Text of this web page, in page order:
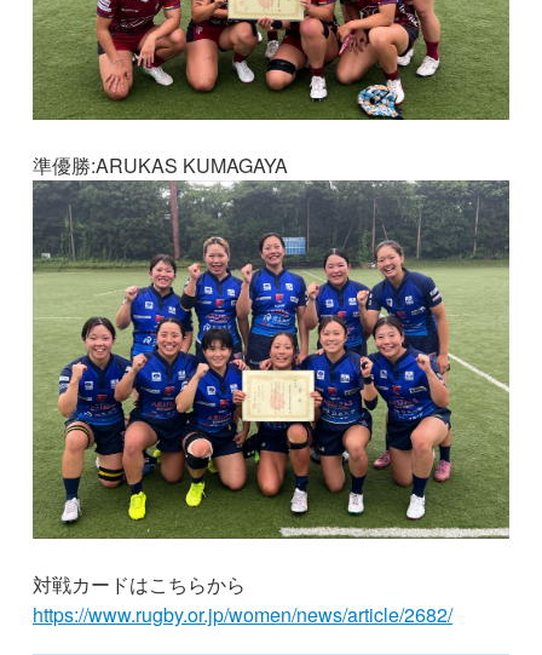
準優勝:ARUKAS KUMAGAYA
対戦カードはこちらから
https://www.rugby.or.jp/women/news/article/2682/